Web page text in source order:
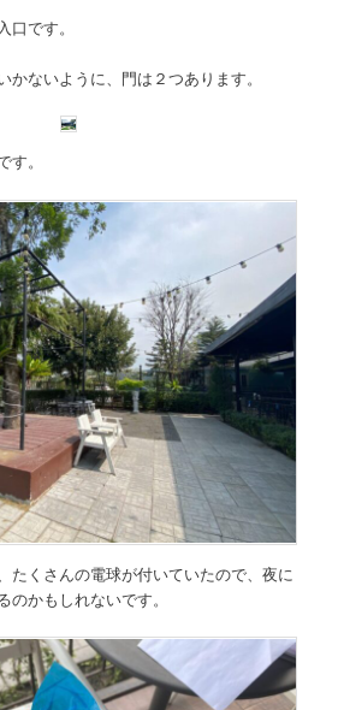
です。
かないように、門は２つあります。
。
たくさんの電球が付いていたので、夜に
かもしれないです。